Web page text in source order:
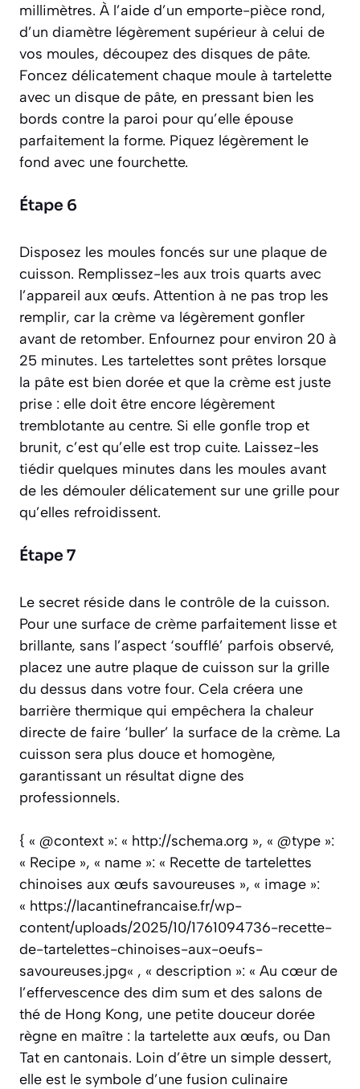
millimètres. À l’aide d’un emporte-pièce rond,
d’un diamètre légèrement supérieur à celui de
vos moules, découpez des disques de pâte.
Foncez délicatement chaque moule à tartelette
avec un disque de pâte, en pressant bien les
bords contre la paroi pour qu’elle épouse
parfaitement la forme. Piquez légèrement le
fond avec une fourchette.
Étape 6
Disposez les moules foncés sur une plaque de
cuisson. Remplissez-les aux trois quarts avec
l’appareil aux œufs. Attention à ne pas trop les
remplir, car la crème va légèrement gonfler
avant de retomber. Enfournez pour environ 20 à
25 minutes. Les tartelettes sont prêtes lorsque
la pâte est bien dorée et que la crème est juste
prise : elle doit être encore légèrement
tremblotante au centre. Si elle gonfle trop et
brunit, c’est qu’elle est trop cuite. Laissez-les
tiédir quelques minutes dans les moules avant
de les démouler délicatement sur une grille pour
qu’elles refroidissent.
Étape 7
Le secret réside dans le contrôle de la cuisson.
Pour une surface de crème parfaitement lisse et
brillante, sans l’aspect ‘soufflé’ parfois observé,
placez une autre plaque de cuisson sur la grille
du dessus dans votre four. Cela créera une
barrière thermique qui empêchera la chaleur
directe de faire ‘buller’ la surface de la crème. La
cuisson sera plus douce et homogène,
garantissant un résultat digne des
professionnels.
{ « @context »: « http://schema.org », « @type »:
« Recipe », « name »: « Recette de tartelettes
chinoises aux œufs savoureuses », « image »:
« https://lacantinefrancaise.fr/wp-
content/uploads/2025/10/1761094736-recette-
de-tartelettes-chinoises-aux-oeufs-
savoureuses.jpg« , « description »: « Au cœur de
l’effervescence des dim sum et des salons de
thé de Hong Kong, une petite douceur dorée
règne en maître : la tartelette aux œufs, ou Dan
Tat en cantonais. Loin d’être un simple dessert,
elle est le symbole d’une fusion culinaire